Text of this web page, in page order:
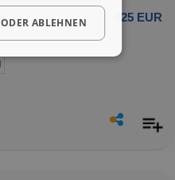
425 EUR
ABLEHNEN